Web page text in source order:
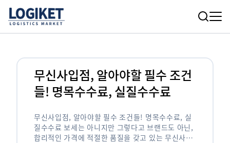
무신사입점, 알아야할 필수 조건
들! 명목수수료, 실질수수료
무신사입점, 알아야할 필수 조건들! 명목수수료, 실
질수수료 보세는 아니지만 그렇다고 브랜드도 아닌,
합리적인 가격에 적절한 품질을 갖고 있는 무신사!